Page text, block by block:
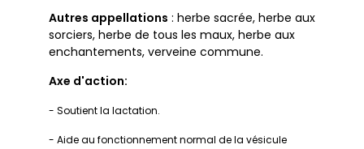
Autres appellations : herbe sacrée, herbe aux
sorciers, herbe de tous les maux, herbe aux
enchantements, verveine commune.
Axe d'action:
- Soutient la lactation.
- Aide au fonctionnement normal de la vésicule